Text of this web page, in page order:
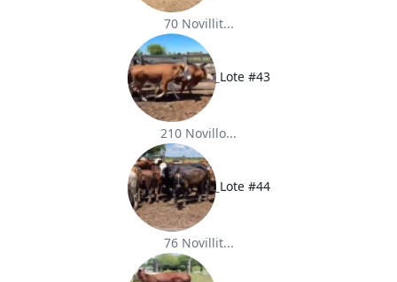
70 Novillit...
Lote #43
210 Novillo...
Lote #44
76 Novillit...